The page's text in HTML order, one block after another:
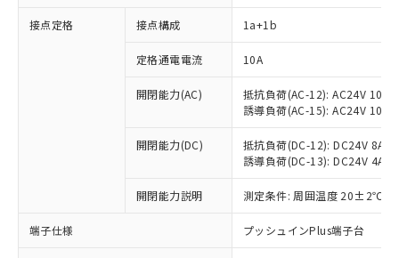
接点定格 接点構成 1a+1b
定格通電電流 10A
開閉能力(AC)
抵抗負荷(AC-12): AC24V 10A/
誘導負荷(AC-15): AC24V
開閉能力(DC)
抵抗負荷(DC-12): DC24V 8A/
誘導負荷(DC-13): DC24V 4A/
開閉能力説明 測定条件: 周囲温度 20±2℃、
端子仕様 プッシュインPlus端子台
※1 対応状況
対応済み：EU RoHS指令（10物質）の
非含有に対応した製品が提供可能な商品で